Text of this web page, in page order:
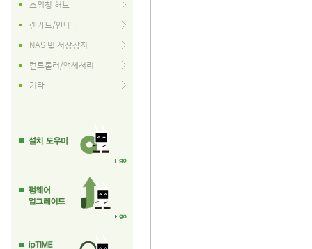
■ 스위칭 허브
■ 랜카드/안테나
■ NAS 및 저장장치
■ 컨트롤러/액세서리
■ 기타